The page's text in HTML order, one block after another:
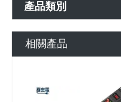
產品類別
相關產品